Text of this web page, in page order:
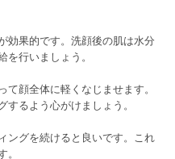
効果的です。洗顔後の肌は水分
行いましょう。
顔全体に軽くなじませます。
るよう心がけましょう。
ングを続けると良いです。これ